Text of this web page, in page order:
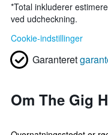
*Total inkluderer
ved udcheckning.
Cookie-indstillinger
Garanteret
Om The Gig